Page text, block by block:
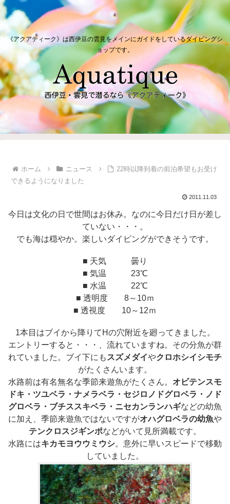
《アクアティーク》は西伊豆の雲見をメインにガイドをしているダイビングシ
ョップです。
ホーム ニュース
22時以降到着の前泊希望もお受け
できるようになりました
2011.11.03
今日は文化の日で世間はお休み。なのに今日だけ日が差し
ていない・・・。
でも海は穏やか。楽しいダイビングができそうです。
■ 天気 曇り
■ 気温 23℃
■ 水温 22℃
■ 透明度 8～10ｍ
■ 透視度 10～12ｍ
1本目はブイから降りてHの穴附近を廻ってきました。
エントリーすると・・・、流れていますね。その分魚が群
れていました。ブイ下にも スズメダイやクロホシイシモチ
がたくさんいます。
水路前は有名無名な季節来遊魚がたくさん。 オビテンスモ
ドキ・ツユベラ・ナメラベラ・セジロノドグロベラ・ノド
グロベラ・ブチススキベラ・ニセカンランハギなどの幼魚
に加え、季節来遊魚ではないですがオハグロベラの幼魚や
テンクロスジギンポなどがいて見所満載です。
水路にはキカモヨウウミウシ。意外に早いスピードで移動
していました。